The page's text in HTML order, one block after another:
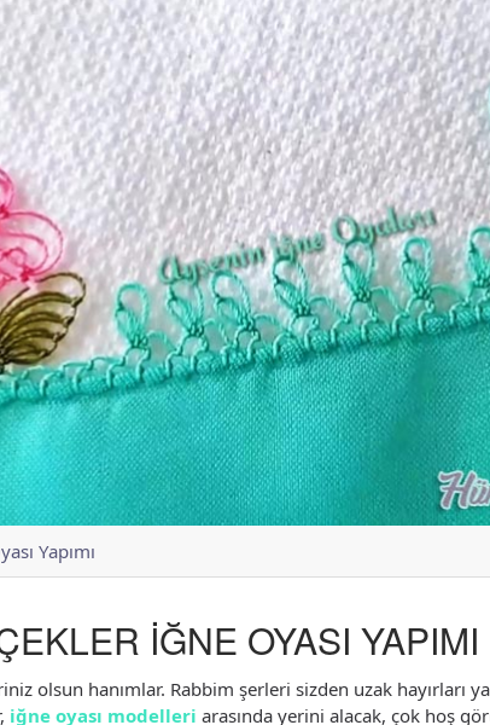
Yapımı
İĞNE OYASI YAPIMI
olsun hanımlar. Rabbim şerleri sizden uzak hayırları
iğne oyası modelleri arasında yerini alacak, çok hoş